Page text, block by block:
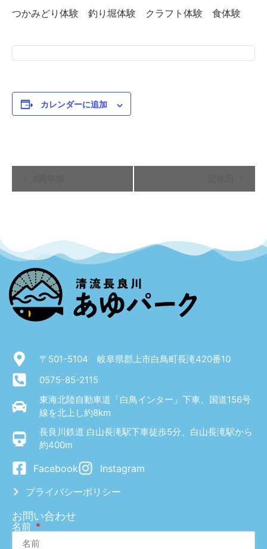
つかみどり体験 釣り堀体験 クラフト体験 食体験
カレンダーに追加
ベ
ナ
ビ
ゲ
ー
ョ
ン
〒501-5104 岐阜県郡上市白鳥町長滝420番10
0575-85-2115
東海北陸自動車道「白鳥インター」下車、国道156号
線を北上し約8km
長良川鉄道 白山長滝駅下車徒歩5分、白山長滝駅から
約400m
Facebook
Instagram
プライバシーポリシー
お問い合わせ
名前